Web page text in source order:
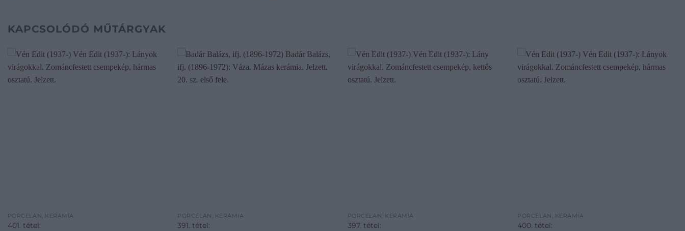
KAPCSOLÓDÓ MŰTÁRGYAK
PORCELÁN, KERÁMIA
401. tétel:
PORCELÁN, KERÁMIA
391. tétel:
PORCELÁN, KERÁMIA
397. tétel:
PORCELÁN, KERÁMIA
400. tétel: